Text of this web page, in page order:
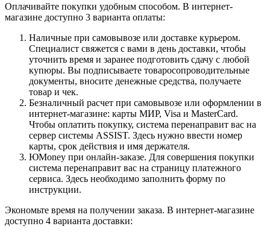
Оплачивайте покупки удобным способом. В интернет-
магазине доступно 3 варианта оплаты:
Наличные при самовывозе или доставке курьером.
Специалист свяжется с вами в день доставки, чтобы
уточнить время и заранее подготовить сдачу с любой
купюры. Вы подписываете товаросопроводительные
документы, вносите денежные средства, получаете
товар и чек.
Безналичный расчет при самовывозе или оформлении в
интернет-магазине: карты МИР, Visa и MasterCard.
Чтобы оплатить покупку, система перенаправит вас на
сервер системы ASSIST. Здесь нужно ввести номер
карты, срок действия и имя держателя.
ЮMoney при онлайн-заказе. Для совершения покупки
система перенаправит вас на страницу платежного
сервиса. Здесь необходимо заполнить форму по
инструкции.
Экономьте время на получении заказа. В интернет-магазине
доступно 4 варианта доставки: